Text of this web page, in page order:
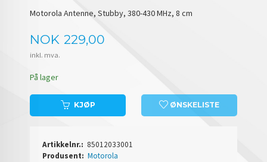
Motorola Antenne, Stubby, 380-430 MHz, 8 cm
Pris
NOK 229,00
inkl. mva.
På lager
KJØP ØNSKELISTE
Artikkelnr.: 85012033001
Produsent: Motorola